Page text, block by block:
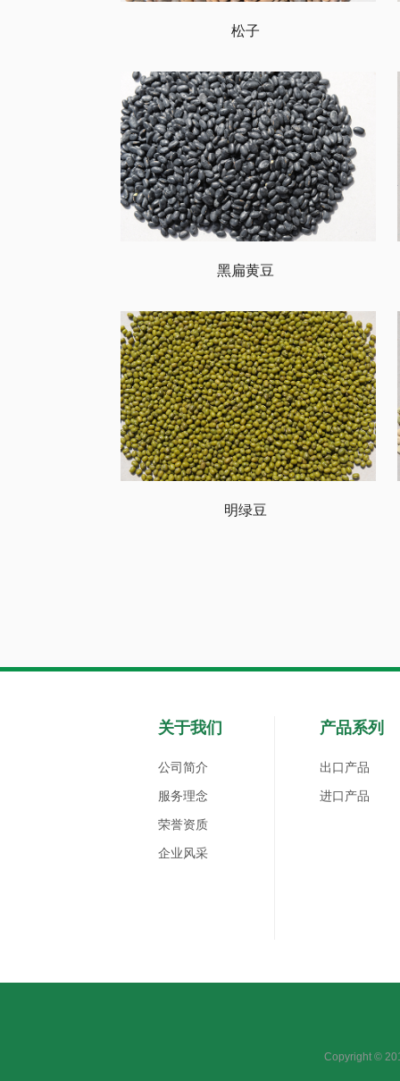
松子
黑扁黄豆
明绿豆
关于我们
公司简介
服务理念
荣誉资质
企业风采
产品系列
出口产品
进口产品
Copyright ©